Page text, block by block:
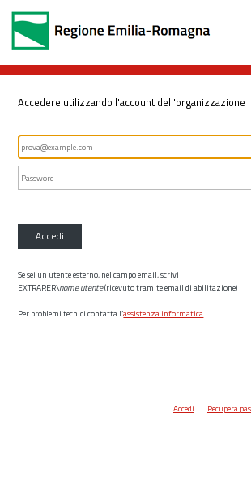
Accedere utilizzando l'account dell'organizzazione
Accedi
Se sei un utente esterno, nel campo email, scrivi
EXTRARER\nome utente(ricevuto tramite email di abilitazione)
Per problemi tecnici contatta l’assistenza informatica.
Accedi Recupera